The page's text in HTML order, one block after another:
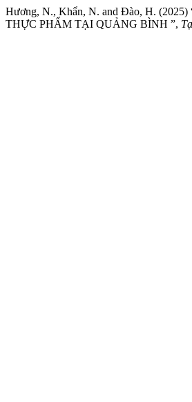
Hương, N., Khẩn, N. and Đào, H.
THỰC PHẨM TẠI QUẢNG BÌNH ”,